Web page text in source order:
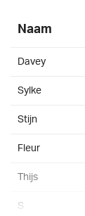
Naam
Davey
Sylke
Stijn
Fleur
Thijs
S